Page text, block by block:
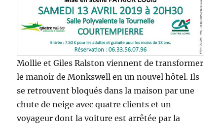
Mollie et Giles Ralston viennent de transformer
le manoir de Monkswell en un nouvel hôtel. Ils
se retrouvent bloqués dans la maison par une
chute de neige avec quatre clients et un
voyageur dont la voiture est arrêtée par la